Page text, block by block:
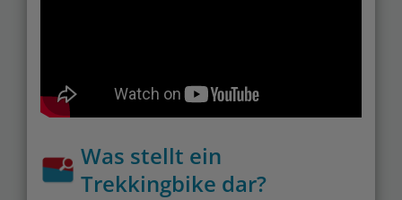
Was stellt ein
Trekkingbike dar?